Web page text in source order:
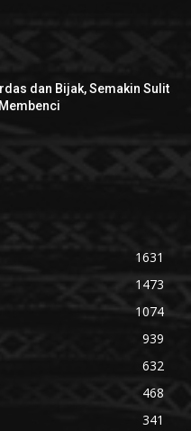
dan Bijak, Semakin Sulit
1631
1473
1074
939
632
468
341